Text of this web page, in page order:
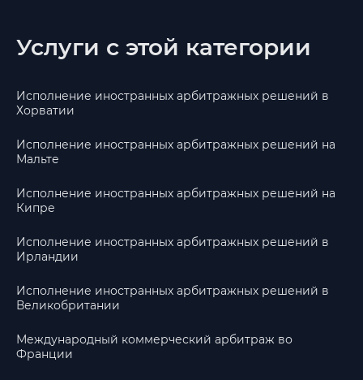
Услуги с этой категории
Исполнение иностранных арбитражных решений в
Хорватии
Исполнение иностранных арбитражных решений на
Мальте
Исполнение иностранных арбитражных решений на
Кипре
Исполнение иностранных арбитражных решений в
Ирландии
Исполнение иностранных арбитражных решений в
Великобритании
Международный коммерческий арбитраж во
Франции